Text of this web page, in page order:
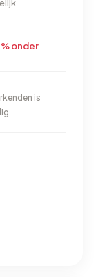
onder
is